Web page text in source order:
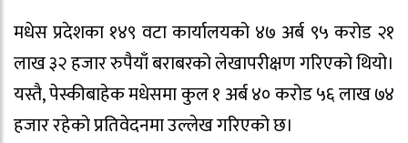
मधेस प्रदेशका १४९ वटा कार्यालयको ४७ अर्ब ९५ करोड २१
लाख ३२ हजार रुपैयाँ बराबरको लेखापरीक्षण गरिएको थियो।
यस्तै, पेस्कीबाहेक मधेसमा कुल १ अर्ब ४० करोड ५६ लाख ७४
हजार रहेको प्रतिवेदनमा उल्लेख गरिएको छ।